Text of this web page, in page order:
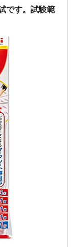
です。試験範